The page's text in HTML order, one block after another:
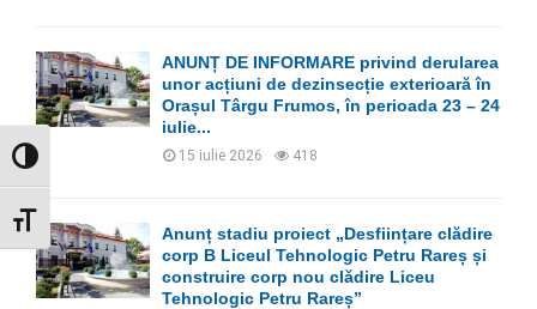
GLISOR NIVEL CONTRAST
GLISOR MĂRIME FONT
ANUNȚ DE INFORMARE privind derularea
unor acțiuni de dezinsecție exterioară în
Orașul Târgu Frumos, în perioada 23 – 24
iulie...
15 iulie 2026 418
Anunț stadiu proiect „Desființare clădire
corp B Liceul Tehnologic Petru Rareș și
construire corp nou clădire Liceu
Tehnologic Petru Rareș”